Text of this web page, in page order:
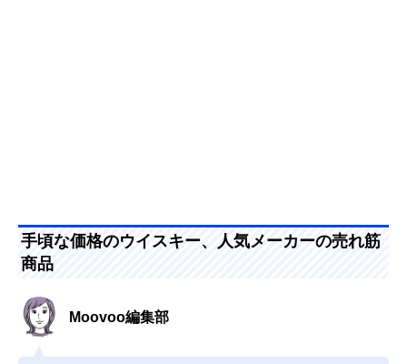
手頃な価格のウイスキー、人気メーカーの売れ筋
商品
Moovoo編集部